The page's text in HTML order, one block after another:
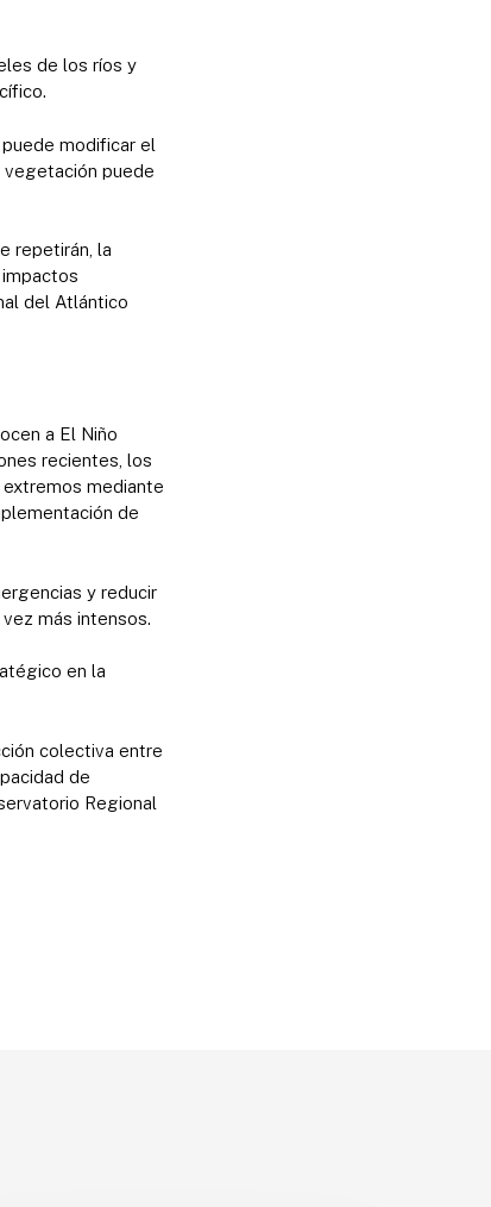
de los ríos y
modificar el
vegetación puede
repetirán, la
del Atlántico
a El Niño
recientes, los
mediante
de
y reducir
más intensos.
en la
colectiva entre
de
Regional